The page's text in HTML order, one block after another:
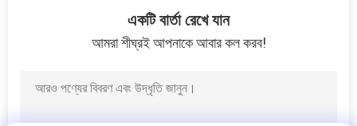
টিনপ্লেট ফুড প্যাকেজিং
একটি বার্তা রেখে যান
আমরা শীঘ্রই আপনাকে আবার কল করব!